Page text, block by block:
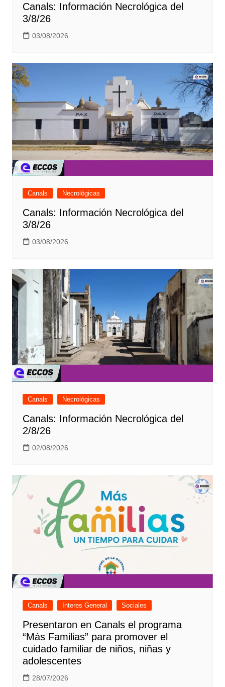
Canals: Información Necrológica del
3/8/26
03/08/2026
Canals Necrológicas
Canals: Información Necrológica del
3/8/26
03/08/2026
Canals Necrológicas
Canals: Información Necrológica del
2/8/26
02/08/2026
Canals Interes General Sociales
Presentaron en Canals el programa
“Más Familias” para promover el
cuidado familiar de niños, niñas y
adolescentes
28/07/2026